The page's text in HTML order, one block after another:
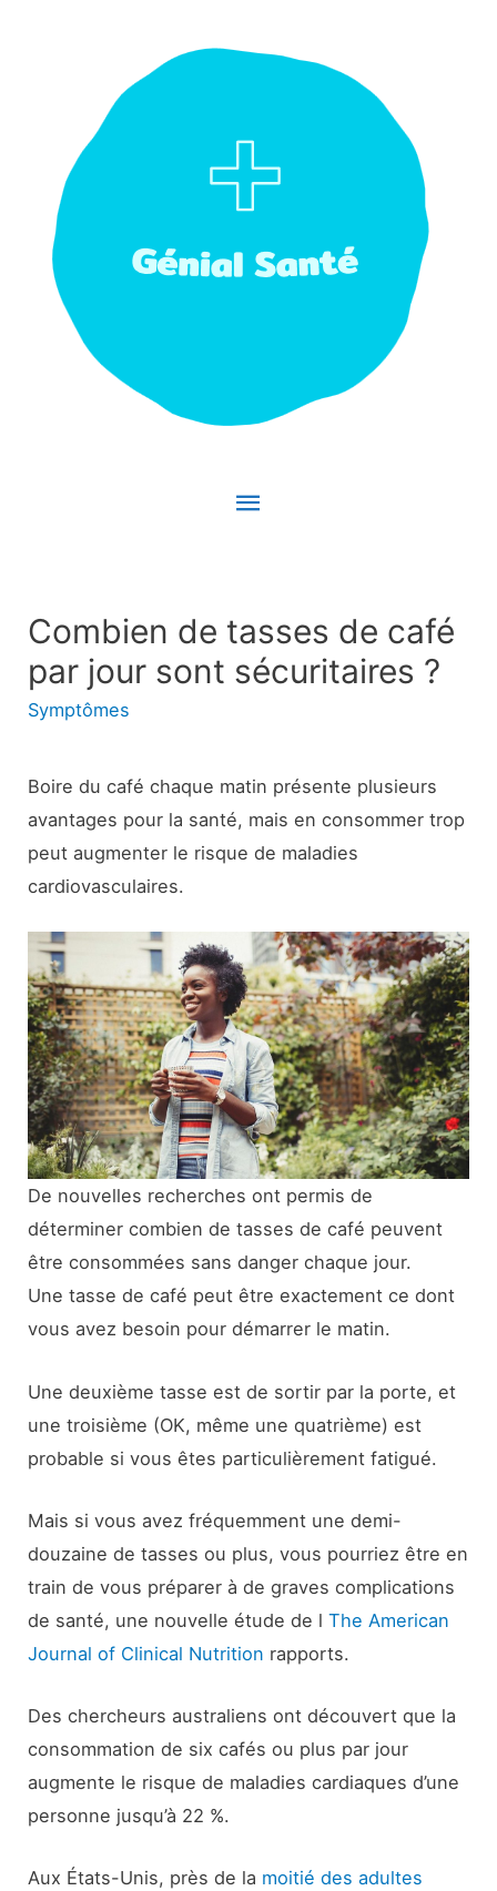
Menu
Combien de tasses de café
par jour sont sécuritaires ?
Symptômes
Boire du café chaque matin présente plusieurs
avantages pour la santé, mais en consommer trop
peut augmenter le risque de maladies
cardiovasculaires.
De nouvelles recherches ont permis de
déterminer combien de tasses de café peuvent
être consommées sans danger chaque jour.
Une tasse de café peut être exactement ce dont
vous avez besoin pour démarrer le matin.
Une deuxième tasse est de sortir par la porte, et
une troisième (OK, même une quatrième) est
probable si vous êtes particulièrement fatigué.
Mais si vous avez fréquemment une demi-
douzaine de tasses ou plus, vous pourriez être en
train de vous préparer à de graves complications
de santé, une nouvelle étude de lThe American
Journal of Clinical Nutrition rapports.
Des chercheurs australiens ont découvert que la
consommation de six cafés ou plus par jour
augmente le risque de maladies cardiaques d’une
personne jusqu’à 22 %.
Aux États-Unis, près de la moitié des adultes